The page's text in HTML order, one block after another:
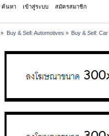
ค้นหา เข้าสู่ระบบ สมัครสมาชิก
» Buy & Sell: Automotives » Buy & Sell: Car